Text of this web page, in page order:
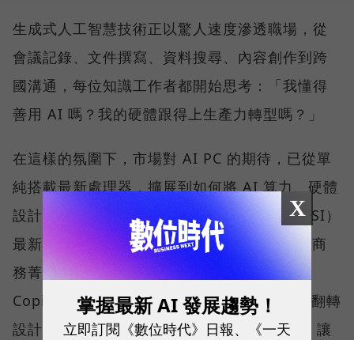
生成式人工智慧技術正以驚人速度滲透職場，從
會議記錄、文件撰寫、資料搜尋、內容創作到跨
國溝通，每位知識工作者都開始思考：「我懂得
善用 AI 嗎？我的硬體跟得上生產力轉型嗎？」
在這樣的氛圍下，市場對 AI PC 的期待，已從單
純搭載最新處理器，擴展到如何將 AI 算力、硬體
設計與真實使用情境無縫整合。微星科技（MSI）
最新推出的 Prestige 14 Flip AI+，正是專為商
務菁英與專業人士打造的解方。它結合了微軟
Copilot+ PC 架構、本地端 AI 運算、2-in-1 翻轉
設計、高畫質 OLED 顯示器與全天候續航力，讓
X
掌握最新 AI 發展趨勢！
立即訂閱《數位時代》日報、《一天